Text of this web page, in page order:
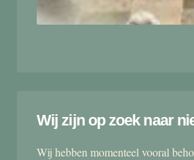
Wij zijn op zoek naar
Wij hebben momenteel vooral